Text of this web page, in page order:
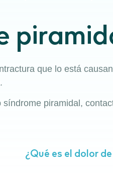
que lo está
piramidal,
¿Qué es el dolor